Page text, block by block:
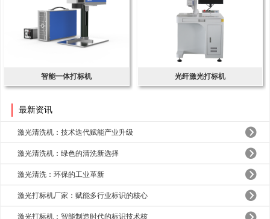
智能一体打标机 光纤激光打标机
最新资讯
激光清洗机：技术迭代赋能产业升级
激光清洗机：绿色的清洗新选择
激光清洗：环保的工业革新
激光打标机厂家：赋能多行业标识的核心
激光打标机：智能制造时代的标识技术核